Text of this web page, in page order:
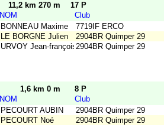
11,2 km 270 m
17 P
NOM
Club
BONNEAU Maxime
7719IF ERCO
LE BORGNE Julien
2904BR Quimper 29
URVOY Jean-françois2904BR Quimper 29
1,6 km 0 m
8 P
NOM
Club
PECOURT AUBIN
2904BR Quimper 29
PECOURT Noé 2904BR Quimper 29